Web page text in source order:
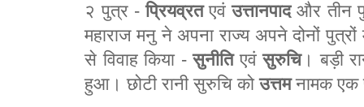
२ पुत्र -प्रियव्रतएवंउत्तानपादऔर तीन
महाराज मनु ने अपना राज्य अपने दोनों पुत्रों
से विवाह किया -सुनीतिएवंसुरुचि। बड़ी
हुआ। छोटी रानी सुरुचि कोउत्तमनामक एक